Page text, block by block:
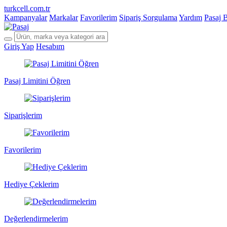
turkcell.com.tr
Kampanyalar Markalar Favorilerim Sipariş Sorgulama Yardım Pasaj
Giriş Yap Hesabım
Pasaj Limitini Öğren
Siparişlerim
Favorilerim
Hediye Çeklerim
Değerlendirmelerim